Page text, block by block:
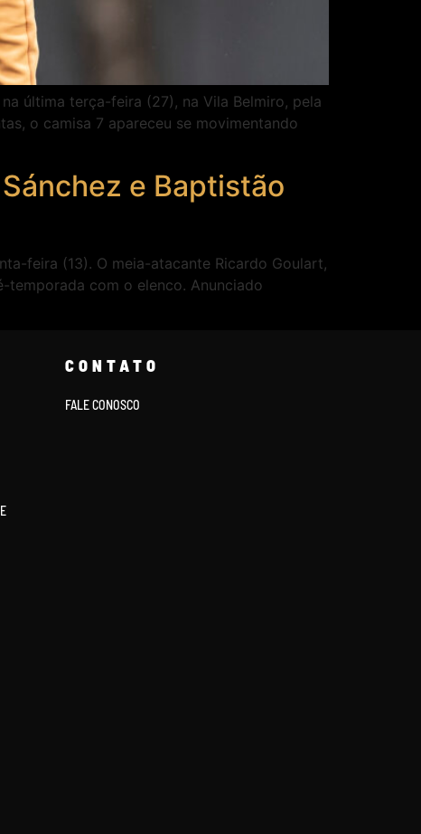
última terça-feira (27), na Vila Belmiro, pela
o camisa 7 apareceu se movimentando
e Baptistão
feira (13). O meia-atacante Ricardo Goulart,
temporada com o elenco. Anunciado
CONTATO
FALE CONOSCO